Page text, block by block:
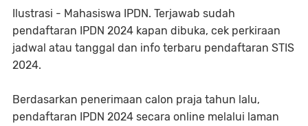
Ilustrasi - Mahasiswa IPDN. Terjawab sudah
pendaftaran IPDN 2024 kapan dibuka, cek perkiraan
jadwal atau tanggal dan info terbaru pendaftaran STIS
2024.
Berdasarkan penerimaan calon praja tahun lalu,
pendaftaran IPDN 2024 secara online melalui laman